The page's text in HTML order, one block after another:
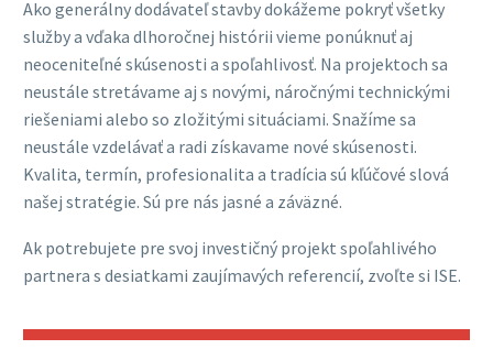
Ako generálny dodávateľ stavby dokážeme pokryť všetky
služby a vďaka dlhoročnej histórii vieme ponúknuť aj
neoceniteľné skúsenosti a spoľahlivosť. Na projektoch sa
neustále stretávame aj s novými, náročnými technickými
riešeniami alebo so zložitými situáciami. Snažíme sa
neustále vzdelávať a radi získavame nové skúsenosti.
Kvalita, termín, profesionalita a tradícia sú kľúčové slová
našej stratégie. Sú pre nás jasné a záväzné.
Ak potrebujete pre svoj investičný projekt spoľahlivého
partnera s desiatkami zaujímavých referencií, zvoľte si ISE.